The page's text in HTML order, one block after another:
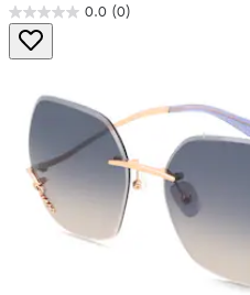
0.0 (0)
0.0
von
5